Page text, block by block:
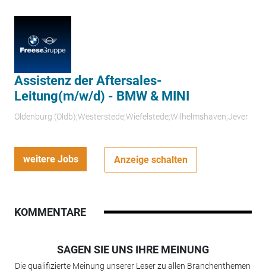
Assistenz der Aftersales-
Leitung(m/w/d) - BMW & MINI
Oldenburg (Oldb);Westerstede;Wiefelstede;Wilhelmshaven;Jever
weitere Jobs Anzeige schalten
KOMMENTARE
SAGEN SIE UNS IHRE MEINUNG
Die qualifizierte Meinung unserer Leser zu allen Branchenthemen